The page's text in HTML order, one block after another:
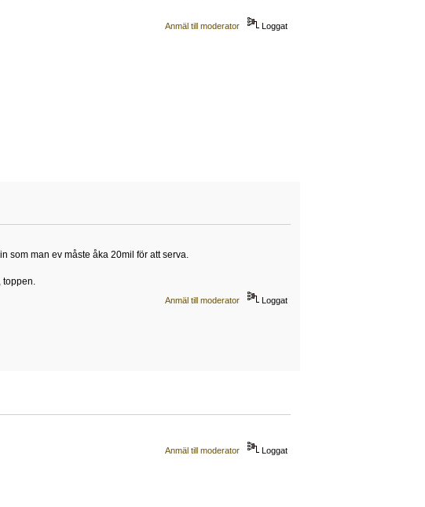
Anmäl till moderator Loggat
som man ev måste åka 20mil för att serva.
toppen.
Anmäl till moderator Loggat
Anmäl till moderator Loggat